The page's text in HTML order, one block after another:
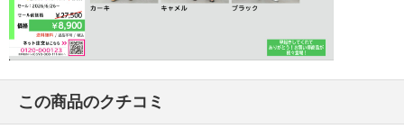
＜カーキ、キャメル、ブラック＞無蛍光洗剤使用
＜キャメル＞長時間照射による変退色注意
【原産国（地）】
この商品のクチコミ